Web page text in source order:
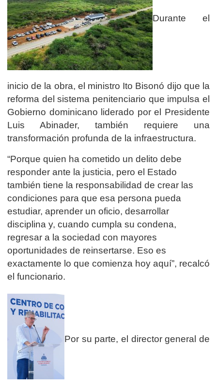
Durante el
inicio de la obra, el ministro Ito Bisonó dijo que la
reforma del sistema penitenciario que impulsa el
Gobierno dominicano liderado por el Presidente
Luis Abinader, también requiere una
transformación profunda de la infraestructura.
“Porque quien ha cometido un delito debe
responder ante la justicia, pero el Estado
también tiene la responsabilidad de crear las
condiciones para que esa persona pueda
estudiar, aprender un oficio, desarrollar
disciplina y, cuando cumpla su condena,
regresar a la sociedad con mayores
oportunidades de reinsertarse. Eso es
exactamente lo que comienza hoy aquí”, recalcó
el funcionario.
Por su parte, el director general de